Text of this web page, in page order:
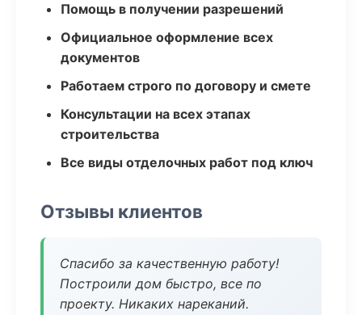
Помощь в получении разрешений
Официальное оформление всех
документов
Работаем строго по договору и смете
Консультации на всех этапах
строительства
Все виды отделочных работ под ключ
Отзывы клиентов
Спасибо за качественную работу!
Построили дом быстро, все по
проекту. Никаких нареканий.